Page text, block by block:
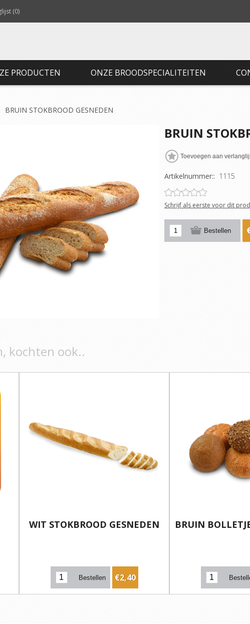
(0)
PRODUCTEN ONZE BROODSPECIALITEITEN
BRUIN STOKBROOD GESNEDEN
BRUIN
Artikelnummer:: 1115
Schrijf als eerste voor dit
kochten ook..
WIT STOKBROOD GESNEDEN
€2,40
BRUIN